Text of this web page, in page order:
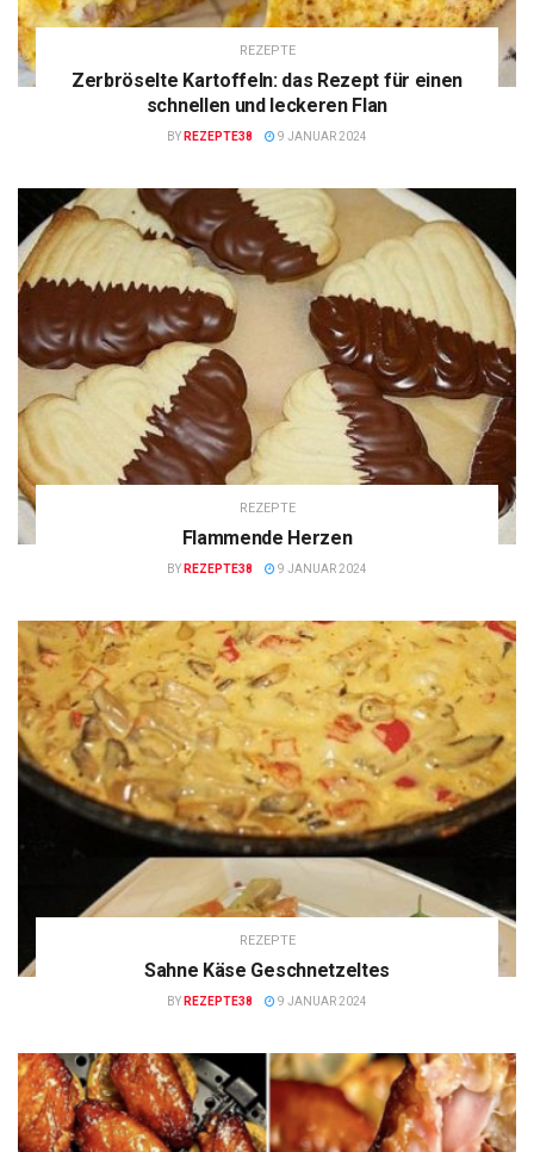
REZEPTE
Zerbröselte Kartoffeln: das Rezept für einen
schnellen und leckeren Flan
BY REZEPTE38 9 JANUAR 2024
REZEPTE
Flammende Herzen
BY REZEPTE38 9 JANUAR 2024
REZEPTE
Sahne Käse Geschnetzeltes
BY REZEPTE38 9 JANUAR 2024